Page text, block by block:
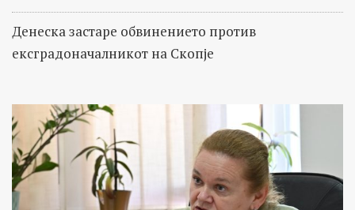
Денеска застаре обвинението против
ексградоначалникот на Скопје